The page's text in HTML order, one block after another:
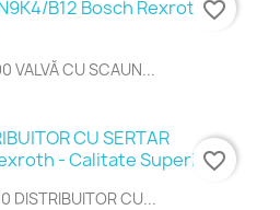
VALVĂ CU SCAUN...
favorite_border
DISTRIBUITOR CU...
favorite_border